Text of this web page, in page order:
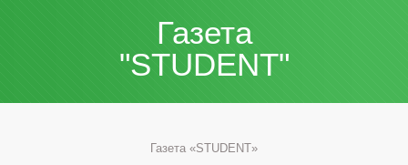
Газета
"STUDENT"
Газета «STUDENT»